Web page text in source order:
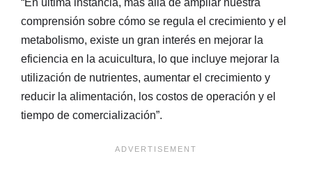
comprensión sobre cómo se regula el crecimiento y el
metabolismo, existe un gran interés en mejorar la
eficiencia en la acuicultura, lo que incluye mejorar la
utilización de nutrientes, aumentar el crecimiento y
reducir la alimentación, los costos de operación y el
tiempo de comercialización”.